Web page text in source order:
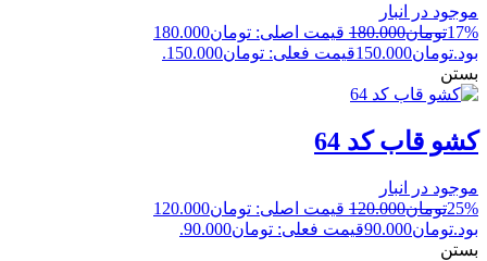
موجود در انبار
17%تومان180.000
قیمت اصلی: تومان180.000
بود.تومان150.000قیمت فعلی: تومان150.000.
بستن
کشو قاب کد 64
موجود در انبار
25%تومان120.000
قیمت اصلی: تومان120.000
بود.تومان90.000قیمت فعلی: تومان90.000.
بستن